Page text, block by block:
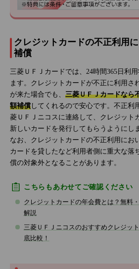
クレジットカードの不正利用
補償
三菱ＵＦＪカードでは、24時間365日利
ます。クレジットカードが不正に利用さ
が来た場合でも、 三菱ＵＦＪカードなら
額補償 してくれるので安心です。不正利
菱ＵＦＪニコスに連絡して、クレジット
新しいカードを発行してもらうようにし
なお、クレジットカードの不正利用にお
カードを貸したなど利用者側に重大な落
償の対象外となることがあります。
こちらもあわせてご確認ください
クレジットカードの年会費とは？無料
解説
三菱ＵＦＪニコスのおすすめクレジッ
底比較！